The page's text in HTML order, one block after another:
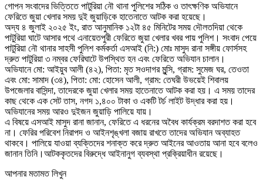
গোপন সংবাদের ভিত্তিতে পাটুরিয়া নৌ থানা পুলিশের সঠিক ও তাৎক্ষণিক অভিযানে
ফেরিতে জুয়া খেলার সময় দুই জুয়াড়িকে হাতেনাতে আটক করা হয়েছে।
অদ্য ৪ জুলাই ২০২৫ ইং, রাত আনুমানিক ১২টা ৪৫ মিনিটের সময় দৌলতদিয়া থেকে
পাটুরিয়া ঘাটে আসার পথে এনায়েতপুরী ফেরিতে জুয়া খেলার খবর পায় পুলিশ। সংবাদ পেয়ে
পাটুরিয়া নৌ থানার সাহসী পুলিশ কর্মকর্তা এসআই (নি:) মোঃ মাসুদ রানা সঙ্গীয় ফোর্সসহ
দ্রুত পাটুরিয়া ৩ নম্বর ফেরিঘাটে উপস্থিত হন এবং ফেরিতে অভিযান চালান।
অভিযানে মো: আইয়ুব আলী (৪২), পিতা: মৃত সওদাগর মুন্সি, গ্রাম: সুমেজ ঘর, তেওতা
এবং মো: সামাদ (৩৪), পিতা: মো: হোসেন আলী, গ্রাম: তেঘরী উভয়েই শিবালয়
উপজেলার বাসিন্দা, তাদেরকে জুয়া খেলার সময় হাতেনাতে আটক করা হয়। এ সময় তাদের
কাছ থেকে এক সেট তাস, নগদ ১,৪০০ টাকা ও একটি টর্চ লাইট উদ্ধার করা হয়।
অভিযানের সময় আরও দুইজন জুয়াড়ি পালিয়ে যায়।
এ বিষয়ে এসআই মাসুদ রানা জানান, ফেরিতে এ ধরনের অবৈধ কার্যক্রম বরদাশত করা হবে
না। ফেরির পরিবেশ নিরাপদ ও আইনশৃঙ্খলা বজায় রাখতে তাদের অভিযান অব্যাহত
থাকবে। পালিয়ে যাওয়া ব্যক্তিদের শনাক্ত করে দ্রুত আইনের আওতায় আনা হবে বলেও
জানান তিনি।আটককৃতদের বিরুদ্ধে আইনানুগ ব্যবস্থা প্রক্রিয়াধীন রয়েছে।
আপনার মতামত লিখুন